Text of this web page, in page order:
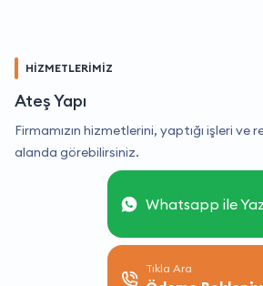
HİZMETLERİMİZ
Ateş Yapı
Firmamızın hizmetlerini, yaptığı işleri ve
alanda görebilirsiniz.
Whatsapp ile
Tıkla Ara